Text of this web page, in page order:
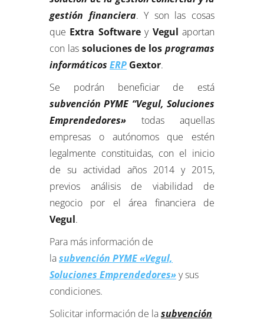
gestión financiera. Y son las cosas
que Extra Softwarey Vegul aportan
con las soluciones de losprogramas
informáticos ERP Gextor.
Se podrán beneficiar de está
subvención PYME “Vegul, Soluciones
Emprendedores»
todas aquellas
empresas o autónomos que estén
legalmente constituidas, con el inicio
de su actividad años 2014 y 2015,
previos análisis de viabilidad de
negocio por el área financiera de
Vegul.
Para más información de
lasubvención PYME «Vegul,
Soluciones Emprendedores»y sus
condiciones.
Solicitar información de lasubvención